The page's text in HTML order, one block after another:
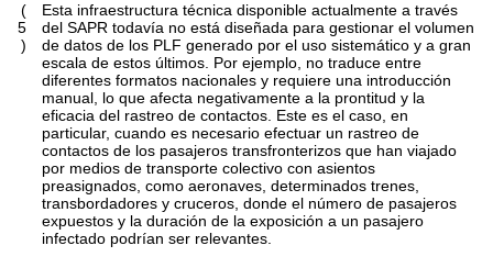
(
5
)
Esta infraestructura técnica disponible actualmente a través
del SAPR todavía no está diseñada para gestionar el volumen
de datos de los PLF generado por el uso sistemático y a gran
escala de estos últimos. Por ejemplo, no traduce entre
diferentes formatos nacionales y requiere una introducción
manual, lo que afecta negativamente a la prontitud y la
eficacia del rastreo de contactos. Este es el caso, en
particular, cuando es necesario efectuar un rastreo de
contactos de los pasajeros transfronterizos que han viajado
por medios de transporte colectivo con asientos
preasignados, como aeronaves, determinados trenes,
transbordadores y cruceros, donde el número de pasajeros
expuestos y la duración de la exposición a un pasajero
infectado podrían ser relevantes.